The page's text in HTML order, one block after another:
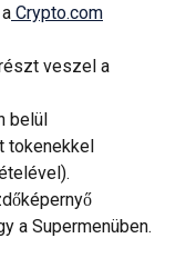
Crypto.com
veszel a
belül
tokenekkel
a Supermenüben.